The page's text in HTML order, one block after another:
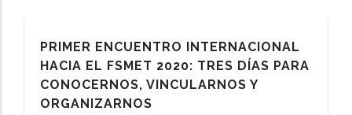
PRIMER ENCUENTRO INTERNACIONAL
HACIA EL FSMET 2020: TRES DÍAS PARA
CONOCERNOS, VINCULARNOS Y
ORGANIZARNOS